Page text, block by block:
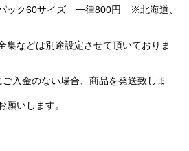
ック60サイズ 一律800円 ※北海道、
集などは別途設定させて頂いておりま
入金のない場合、商品を発送致しま
願いします。